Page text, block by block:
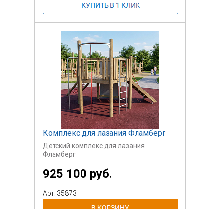
Комплекс для лазания Фламберг
Детский комплекс для лазания
Фламберг
925 100 руб.
Арт: 35873